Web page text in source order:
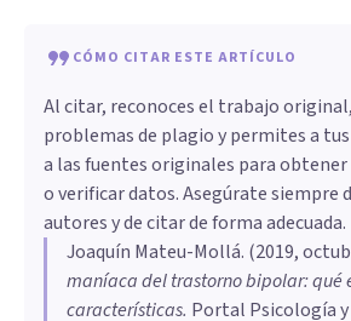
CÓMO CITAR ESTE ARTÍCULO
Al citar, reconoces el trabajo
problemas de plagio y permites a
a las fuentes originales para
o verificar datos. Asegúrate siempre
autores y de citar de forma adecuada.
Joaquín Mateu-Mollá. (2019,
maníaca del trastorno bipolar: qué
características. Portal Psicología